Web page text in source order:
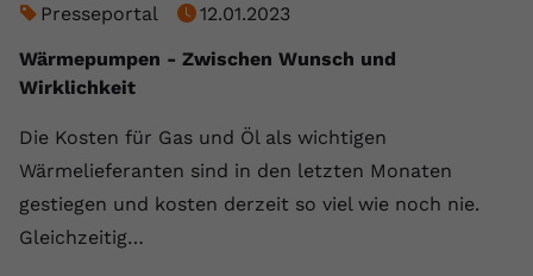
Presseportal
12.01.2023
Wärmepumpen - Zwischen Wunsch und
Wirklichkeit
Die Kosten für Gas und Öl als wichtigen
Wärmelieferanten sind in den letzten Monaten
gestiegen und kosten derzeit so viel wie noch nie.
Gleichzeitig…